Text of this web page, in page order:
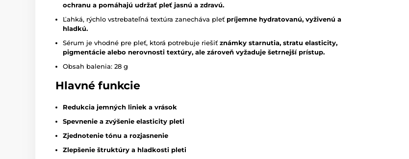
ochranu a pomáhajú udržať pleť jasnú a zdravú.
Ľahká, rýchlo vstrebateľná textúra zanecháva pleť príjemne hydratovanú, vyživenú a
hladkú.
Sérum je vhodné pre pleť, ktorá potrebuje riešiť známky starnutia, stratu elasticity,
pigmentácie alebo nerovnosti textúry, ale zároveň vyžaduje šetrnejší prístup.
Obsah balenia: 28 g
Hlavné funkcie
Redukcia jemných liniek a vrások
Spevnenie a zvýšenie elasticity pleti
Zjednotenie tónu a rozjasnenie
Zlepšenie štruktúry a hladkosti pleti